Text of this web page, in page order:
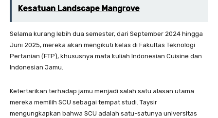
Kesatuan Landscape Mangrove
Selama kurang lebih dua semester, dari September 2024 hingga
Juni 2025, mereka akan mengikuti kelas di Fakultas Teknologi
Pertanian (FTP), khususnya mata kuliah Indonesian Cuisine dan
Indonesian Jamu.
Ketertarikan terhadap jamu menjadi salah satu alasan utama
mereka memilih SCU sebagai tempat studi. Taysir
mengungkapkan bahwa SCU adalah satu-satunya universitas